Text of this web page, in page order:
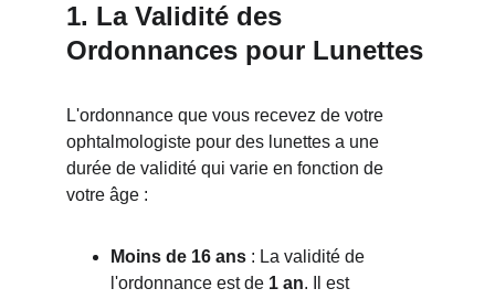
1. La Validité des
Ordonnances pour Lunettes
L'ordonnance que vous recevez de votre
ophtalmologiste pour des lunettes a une
durée de validité qui varie en fonction de
votre âge :
Moins de 16 ans : La validité de
l'ordonnance est de 1 an. Il est